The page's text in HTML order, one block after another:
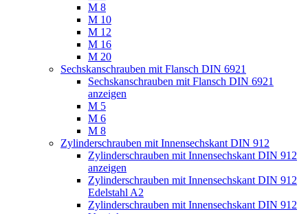
M 8
M 10
M 12
M 16
M 20
Sechskanschrauben mit Flansch DIN 6921
Sechskanschrauben mit Flansch DIN 6921
anzeigen
M 5
M 6
M 8
Zylinderschrauben mit Innensechskant DIN 912
Zylinderschrauben mit Innensechskant DIN 912
anzeigen
Zylinderschrauben mit Innensechskant DIN 912
Edelstahl A2
Zylinderschrauben mit Innensechskant DIN 912